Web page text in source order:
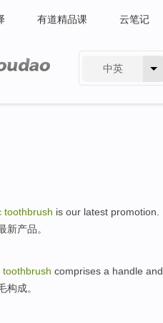
有道精品课 云笔记
中英
toothbrush is our latest promotion
新产品。
toothbrush comprises a handle and
构成。